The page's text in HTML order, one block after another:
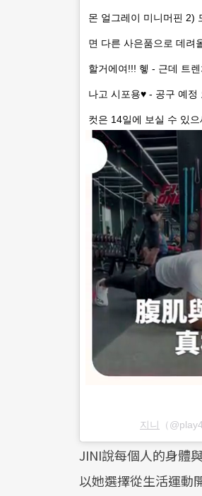
몬 얼그레이 미니머핀 2)
면 다른 사은품으로 데려
할거에여!!! 헿 - 근데 트
나고 시포용♥️ - 공구 예
컷은 14일에 보실 수 있
지니 （
JINI說每個人的身體
以她選擇從生活運動